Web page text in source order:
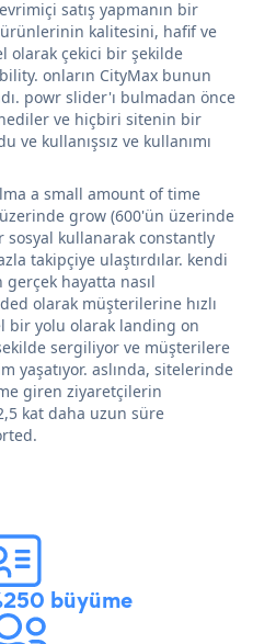
satış yapmanın bir
kalitesini, hafif ve
olarak çekici bir şekilde
onların CityMax bunun
powr slider'ı bulmadan önce
ve hiçbiri sitenin bir
ve kullanışsız ve kullanımı
a small amount of time
grow (600'ün üzerinde
sosyal kullanarak constantly
takipçiye ulaştırdılar. kendi
hayatta nasıl
olarak müşterilerine hızlı
bir yolu olarak landing on
sergiliyor ve müşterilere
yaşatıyor. aslında, sitelerinde
giren ziyaretçilerin
kat daha uzun süre
büyüme